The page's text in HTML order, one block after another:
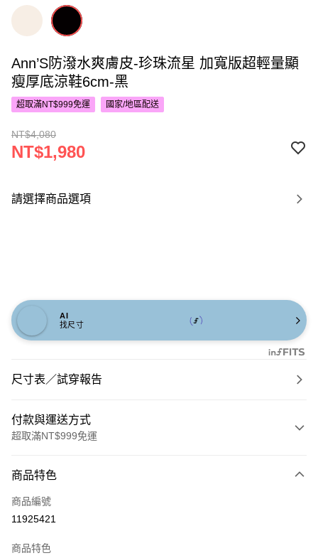
0:00
0:40
Ann’S防潑水爽膚皮-珍珠流星 加寬版超輕量顯
瘦厚底涼鞋6cm-黑
超取滿NT$999免運 國家/地區配送
NT$4,080
NT$1,980
請選擇商品選項
AI
找尺寸
尺寸表／試穿報告
付款與運送方式
超取滿NT$999免運
信用卡一次付款
信用卡分期付款
合作金庫商業銀行
6 期 0 利率 每期
商品特色
商品編號
11925421
商品特色